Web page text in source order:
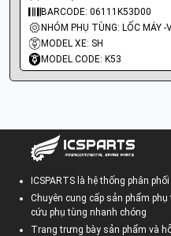
BARCODE: 06111K53D00
MODEL XE: SH
MODEL CODE: K53
ICSPARTS là hệ thống phân
Chuyên cung cấp sản phẩm
cứu phụ tùng nhanh chóng
Trang trưng bày sản phẩm và